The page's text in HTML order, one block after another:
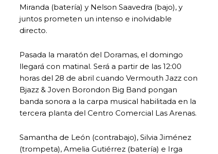
Miranda (batería) y Nelson Saavedra (bajo), y
juntos prometen un intenso e inolvidable
directo.
Pasada la maratón del Doramas, el domingo
llegará con matinal. Será a partir de las 12:00
horas del 28 de abril cuando Vermouth Jazz con
Bjazz & Joven Borondon Big Band pongan
banda sonora a la carpa musical habilitada en la
tercera planta del Centro Comercial Las Arenas.
Samantha de León (contrabajo), Silvia Jiménez
(trompeta), Amelia Gutiérrez (batería) e Irga